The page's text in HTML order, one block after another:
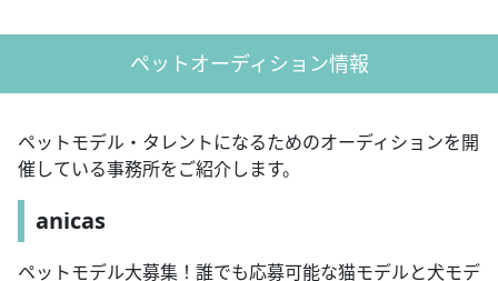
ペットオーディション情報
ペットモデル・タレントになるためのオーディションを開
催している事務所をご紹介します。
anicas
ペットモデル大募集！誰でも応募可能な猫モデルと犬モデ